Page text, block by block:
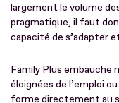
largement le volume
pragmatique, il faut
capacité de s’adapter
Family Plus embauche
éloignées de l’emploi
forme directement au